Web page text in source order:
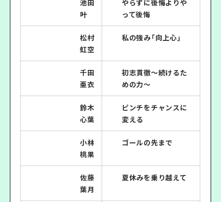
池田
叶
やらずに後悔よりや
って後悔
松村
虹空
私の強み「向上心」
千田
亜衣
初志貫徹〜続けるた
めの力〜
鈴木
心葉
ピンチをチャンスに
変える
小林
桃果
ゴールの先まで
佐藤
葉月
夏休みを乗り越えて